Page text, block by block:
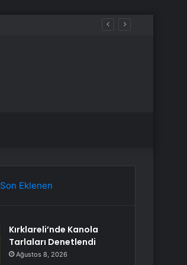
Son Eklenen
Kırklareli’nde Kanola
Tarlaları Denetlendi
Ağustos 8, 2026